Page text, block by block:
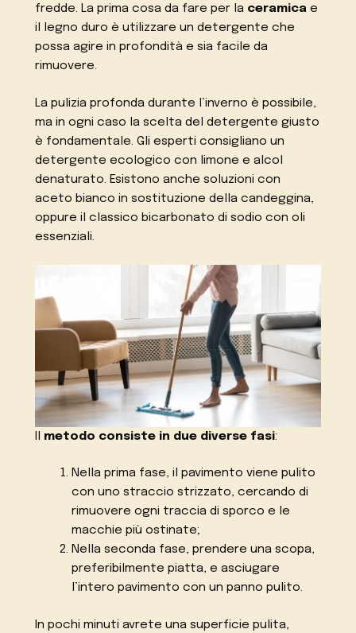
fredde. La prima cosa da fare per la ceramica e
il legno duro è utilizzare un detergente che
possa agire in profondità e sia facile da
rimuovere.
La pulizia profonda durante l’inverno è possibile,
ma in ogni caso la scelta del detergente giusto
è fondamentale. Gli esperti consigliano un
detergente ecologico con limone e alcol
denaturato. Esistono anche soluzioni con
aceto bianco in sostituzione della candeggina,
oppure il classico bicarbonato di sodio con oli
essenziali.
metodo consiste in due diverse fasi:
Nella prima fase, il pavimento viene pulito
con uno straccio strizzato, cercando di
rimuovere ogni traccia di sporco e le
macchie più ostinate;
Nella seconda fase, prendere una scopa,
preferibilmente piatta, e asciugare
l’intero pavimento con un panno pulito.
In pochi minuti avrete una superficie pulita,